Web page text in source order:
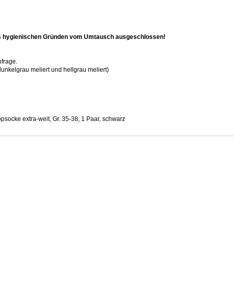
hygienischen Gründen vom Umtausch ausgeschlossen!
meliert und hellgrau meliert)
extra-weit, Gr. 35-38, 1 Paar, schwarz